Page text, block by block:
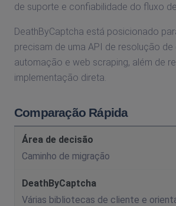
de suporte e confiabilidade do fluxo
DeathByCaptcha está posicionado
precisam de uma API de resolução
automação e web scraping, além de
implementação direta.
Comparação Rápida
Caminho de migração
Várias bibliotecas de cliente e